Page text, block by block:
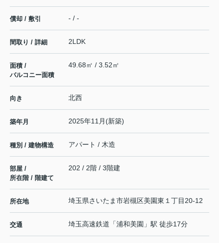
償却 / 敷引 - / -
間取り / 詳細 2LDK
面積 /
バルコニー面積
49.68㎡ / 3.52㎡
向き 北西
築年月 2025年11月(新築)
種別 / 建物構造 アパート / 木造
部屋 /
所在階 / 階建て
202 / 2階 / 3階建
所在地 埼玉県さいたま市岩槻区美園東 １丁目20-12
交通 埼玉高速鉄道 「浦和美園 」駅 徒歩17分